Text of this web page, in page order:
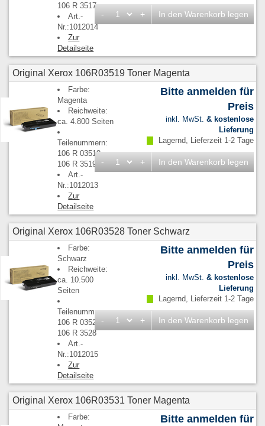
106 R 3517
Art.-
Nr.:1012014
Zur
Detailseite
- + In den Warenkorb legen
Original Xerox 106R03519 Toner Magenta
Farbe:
Magenta
Reichweite:
ca. 4.800 Seiten
Teilenummern:
106 R 03519,
106 R 3519
Art.-
Nr.:1012013
Zur
Detailseite
Bitte anmelden für
Preis
inkl. MwSt. & kostenlose
Lieferung
Lagernd, Lieferzeit 1-2 Tage
- + In den Warenkorb legen
Original Xerox 106R03528 Toner Schwarz
Farbe:
Schwarz
Reichweite:
ca. 10.500
Seiten
Teilenummern:
106 R 03528,
106 R 3528
Art.-
Nr.:1012015
Zur
Detailseite
Bitte anmelden für
Preis
inkl. MwSt. & kostenlose
Lieferung
Lagernd, Lieferzeit 1-2 Tage
- + In den Warenkorb legen
Original Xerox 106R03531 Toner Magenta
Farbe:
Bitte anmelden für